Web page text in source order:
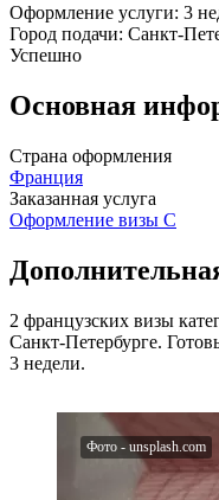
Оформление услуги: 3
Город подачи: Санкт-
Успешно
Основная
Страна оформления
Франция
Заказанная услуга
Оформление визы С
2 французских визы
Санкт-Петербурге.
3 недели.